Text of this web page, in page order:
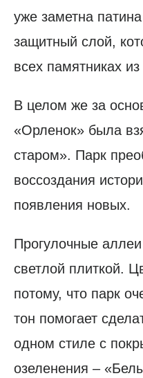
уже заметна
защитный слой,
всех памятниках
В целом же за
«Орленок» была
старом». Парк
воссоздания
появления новых.
Прогулочные
светлой плиткой.
потому, что парк
тон помогает
одном стиле с
озеленения –